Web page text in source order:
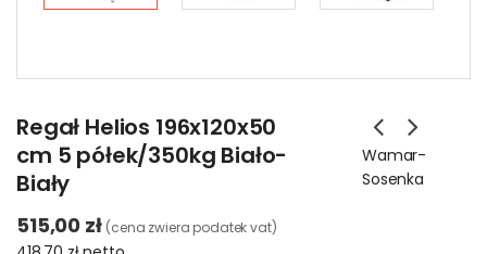
Regał Helios 196x120x50
cm 5 półek/350kg Biało-
Biały
Wamar-
Sosenka
515,00 zł (cena zwiera podatek vat)